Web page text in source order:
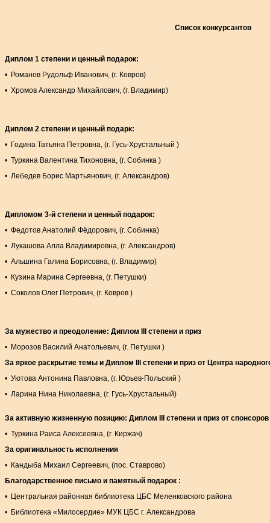
Список конкурсантов
Диплом 1 степени и ценный подарок:
• Романов Рудольф Иванович, (г. Ковров)
• Хромов Александр Михайлович, (г. Владимир)
Диплом 2 степени и ценный подарк:
• Година Татьяна Петровна, (г. Гусь-Хрустальный )
• Туркина Валентина Тихоновна, (г. Собинка )
• Лебедев Борис Мартьянович, (г. Александров)
Дипломом 3-й степени и ценный подарок:
• Федотов Анатолий Фёдорович, (г. Собинка)
• Лукашова Алла Владимировна, (г. Александров)
• Альшина Галина Борисовна, (г. Владимир)
• Кузина Марина Сергеевна, (г. Петушки)
• Соколов Олег Петрович, (г. Ковров )
За мужество и преодоление: Диплом III степени и приз
• Морозов Василий Анатольевич, (г. Петушки )
За яркое раскрытие темы и Диплом III степени и приз от Центра
• Уютова Антонина Павловна, (г. Юрьев-Польский )
• Ларина Нина Николаевна, (г. Гусь-Хрустальный)
За активную жизненную позицию: Диплом III степени и приз от
• Туркина Раиса Алексеевна, (г. Киржач)
За оригинальность исполнения
• Кандыба Михаил Сергеевич, (пос. Ставрово)
Благодарственное письмо и памятный подарок :
• Центральная районная библиотека ЦБС Меленковского района
• Библиотека «Милосердие» МУК ЦБС г. Александрова